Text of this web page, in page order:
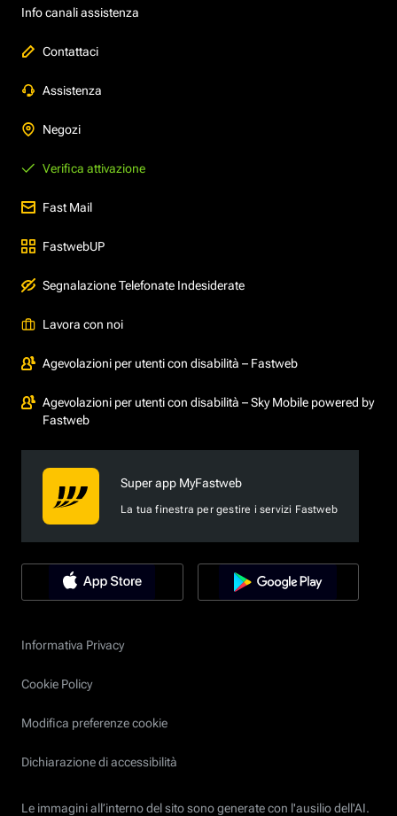
Info canali assistenza
Contattaci
Assistenza
Negozi
Verifica attivazione
Fast Mail
FastwebUP
Segnalazione Telefonate Indesiderate
Lavora con noi
Agevolazioni per utenti con disabilità – Fastweb
Agevolazioni per utenti con disabilità – Sky Mobile powered by
Fastweb
Super app MyFastweb
La tua finestra per gestire i servizi Fastweb
Informativa Privacy
Cookie Policy
Modifica preferenze cookie
Dichiarazione di accessibilità
Le immagini all’interno del sito sono generate con l'ausilio dell'AI.